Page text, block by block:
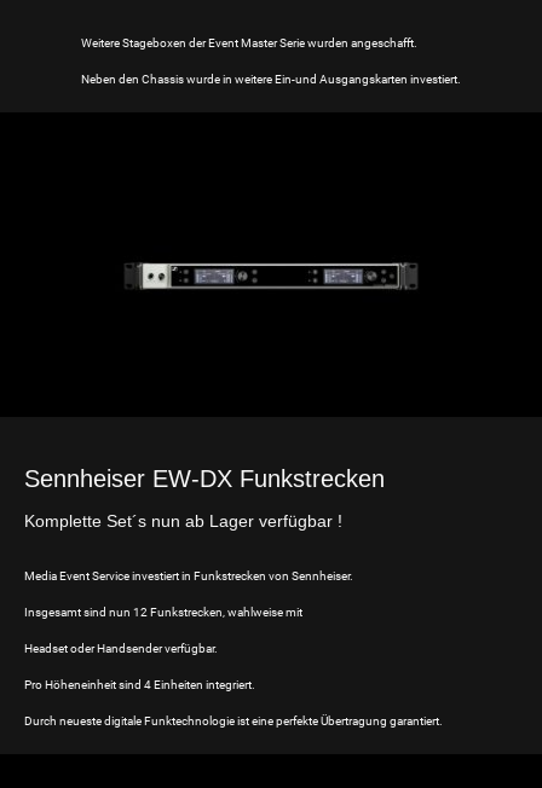
Weitere Stageboxen der Event Master Serie wurden angeschafft.
Neben den Chassis wurde in weitere Ein-und Ausgangskarten investiert.
Sennheiser EW-DX Funkstrecken
Komplette Set´s nun ab Lager verfügbar !
Media Event Service investiert in Funkstrecken von Sennheiser.
Insgesamt sind nun 12 Funkstrecken, wahlweise mit
Headset oder Handsender verfügbar.
Pro Höheneinheit sind 4 Einheiten integriert.
Durch neueste digitale Funktechnologie ist eine perfekte Übertragung garantiert.